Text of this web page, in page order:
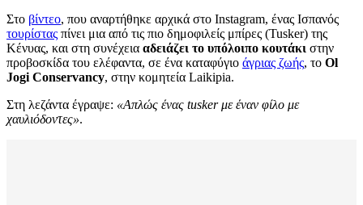
Στο βίντεο, που αναρτήθηκε αρχικά στο Instagram, ένας Ισπανός
τουρίστας πίνει μια από τις πιο δημοφιλείς μπίρες (Tusker) της
Κένυας, και στη συνέχεια αδειάζει το υπόλοιπο κουτάκι στην
προβοσκίδα του ελέφαντα, σε ένα καταφύγιο άγριας ζωής, το Ol
Jogi Conservancy, στην κομητεία Laikipia.
Στη λεζάντα έγραψε: «Απλώς ένας tusker με έναν φίλο με
χαυλιόδοντες».